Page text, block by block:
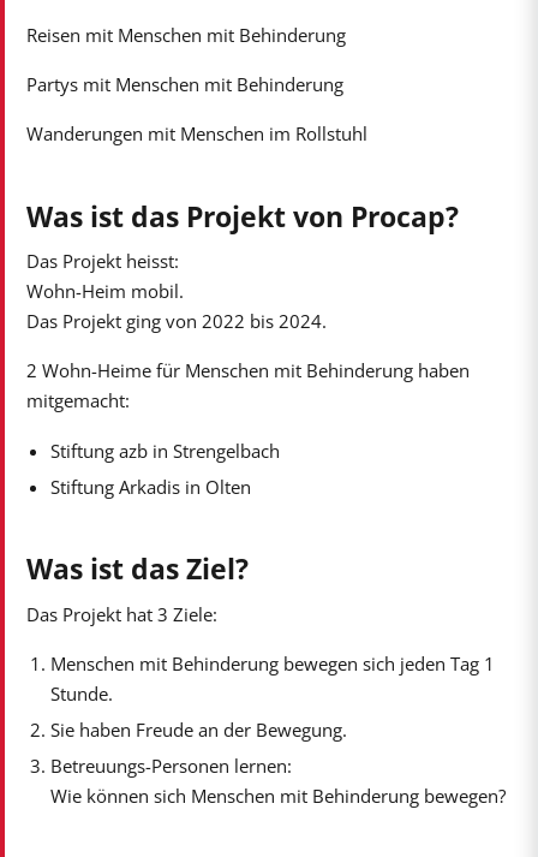
Reisen mit Menschen mit Behinderung
Partys mit Menschen mit Behinderung
Wanderungen mit Menschen im Rollstuhl
Was ist das Projekt von Procap?
Das Projekt heisst:
Wohn-Heim mobil.
Das Projekt ging von 2022 bis 2024.
2 Wohn-Heime für Menschen mit Behinderung haben
mitgemacht:
Stiftung azb in Strengelbach
Stiftung Arkadis in Olten
Was ist das Ziel?
Das Projekt hat 3 Ziele:
Menschen mit Behinderung bewegen sich jeden Tag 1
Stunde.
Sie haben Freude an der Bewegung.
Betreuungs-Personen lernen:
Wie können sich Menschen mit Behinderung bewegen?